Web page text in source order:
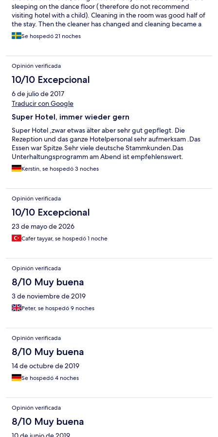
sleeping on the dance floor ( therefore do not recommend
visiting hotel with a child). Cleaning in the room was good half of
the stay. Then the cleaner has changed and cleaning became a
disaster: no bed articles changed, no new soaps and shampoos
in the bathroom. Also want to note that the ala carte restaurant (
waited for the food for almost an hour. The was no air
conditioning inside. The quality of the food was very poor and
finally they brought up something they called panacota but
actually it was one of the usual desserts from the main restaurant
Se hospedó 21 noches
Opinión verificada
10/10 Excepcional
6 de julio de 2017
Traducir con Google
Super Hotel, immer wieder gern
Super Hotel ,zwar etwas älter aber sehr gut gepflegt. Die
Rezeption und das ganze Hotelpersonal sehr aufmerksam .Das
Essen war Spitze.Sehr viele deutsche Stammkunden.Das
Unterhaltungsprogramm am Abend ist empfehlenswert.
Kerstin, se hospedó 3 noches
Opinión verificada
10/10 Excepcional
23 de mayo de 2026
Cafer tayyar, se hospedó 1 noche
Opinión verificada
8/10 Muy buena
3 de noviembre de 2019
Peter, se hospedó 9 noches
Opinión verificada
8/10 Muy buena
14 de octubre de 2019
Se hospedó 4 noches
Opinión verificada
8/10 Muy buena